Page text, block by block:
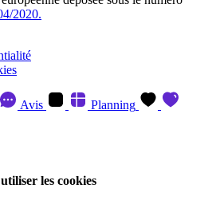
2020.
Avis
Planning
les cookies